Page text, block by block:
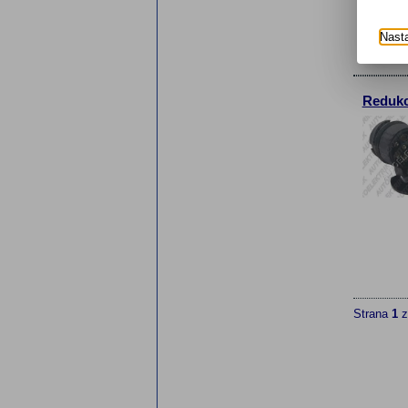
Strana 1z